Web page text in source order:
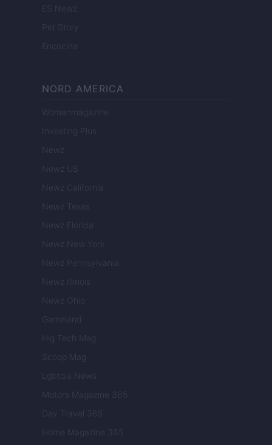
ES Newz
Pet Story
Encocina
NORD AMERICA
Womanmagazine
Investing Plus
Newz
Newz US
Newz California
Newz Texas
Newz Florida
Newz New York
Newz Pennsylvania
Newz Illinois
Newz Ohio
Gameland
Hig Tech Mag
Scoop Mag
Lgbtqia News
Motors Magazine 365
Day Travel 365
Home Magazine 365